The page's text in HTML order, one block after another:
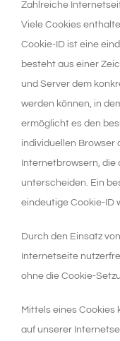
Zahlreiche
Viele Cookies
Cookie-ID ist eine
besteht aus einer
und Server dem
werden können, in
ermöglicht es den
individuellen Browser
Internetbrowsern, die
unterscheiden. Ein
eindeutige Cookie-ID
Durch den Einsatz
Internetseite
ohne die Cookie-
Mittels eines Cookies
auf unserer